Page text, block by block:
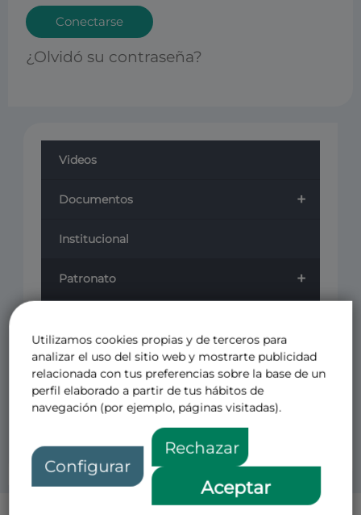
Conectarse
¿Olvidó su contraseña?
Videos
+
Documentos
Institucional
+
Patronato
+
Revistas
Otros
Utilizamos cookies propias y de terceros para
analizar el uso del sitio web y mostrarte publicidad
relacionada con tus preferencias sobre la base de un
perfil elaborado a partir de tus hábitos de
navegación (por ejemplo, páginas visitadas).
Configurar
Rechazar
Aceptar